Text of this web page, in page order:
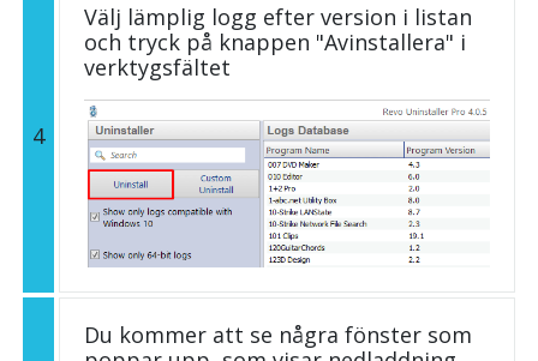
4
Välj lämplig logg efter version i listan
och tryck på knappen "Avinstallera" i
verktygsfältet
Du kommer att se några fönster som